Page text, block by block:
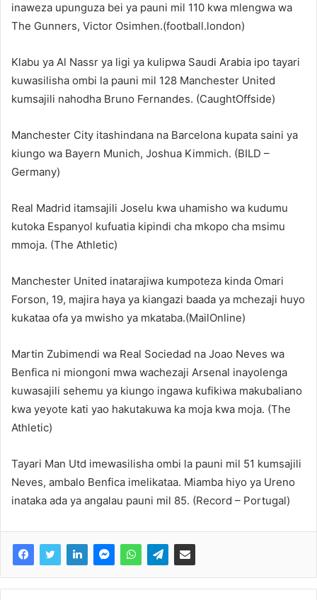
inaweza upunguza bei ya pauni mil 110 kwa mlengwa wa
The Gunners, Victor Osimhen.(football.london)
Klabu ya Al Nassr ya ligi ya kulipwa Saudi Arabia ipo tayari
kuwasilisha ombi la pauni mil 128 Manchester United
kumsajili nahodha Bruno Fernandes. (CaughtOffside)
Manchester City itashindana na Barcelona kupata saini ya
kiungo wa Bayern Munich, Joshua Kimmich. (BILD –
Germany)
Real Madrid itamsajili Joselu kwa uhamisho wa kudumu
kutoka Espanyol kufuatia kipindi cha mkopo cha msimu
mmoja. (The Athletic)
Manchester United inatarajiwa kumpoteza kinda Omari
Forson, 19, majira haya ya kiangazi baada ya mchezaji huyo
kukataa ofa ya mwisho ya mkataba.(MailOnline)
Martin Zubimendi wa Real Sociedad na Joao Neves wa
Benfica ni miongoni mwa wachezaji Arsenal inayolenga
kuwasajili sehemu ya kiungo ingawa kufikiwa makubaliano
kwa yeyote kati yao hakutakuwa ka moja kwa moja. (The
Athletic)
Tayari Man Utd imewasilisha ombi la pauni mil 51 kumsajili
Neves, ambalo Benfica imelikataa. Miamba hiyo ya Ureno
inataka ada ya angalau pauni mil 85. (Record – Portugal)